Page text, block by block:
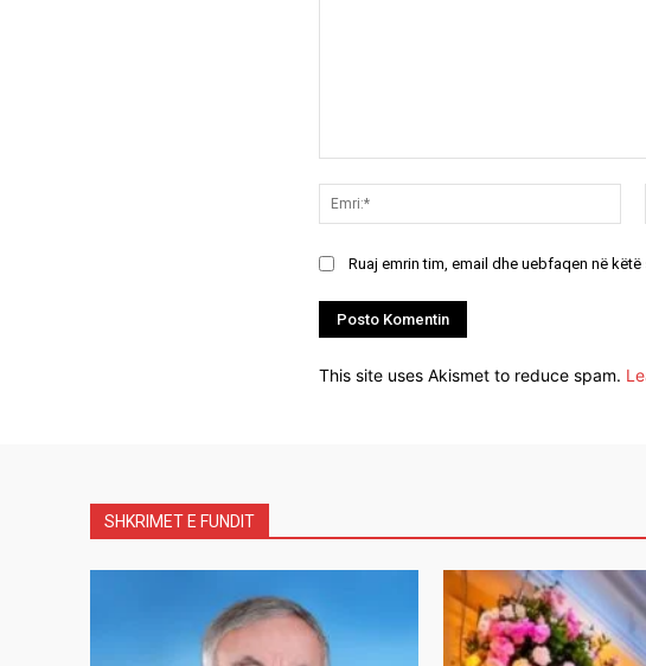
Ruaj emrin tim, email dhe uebfaqen në
This site uses Akismet to reduce spam.
SHKRIMET E FUNDIT